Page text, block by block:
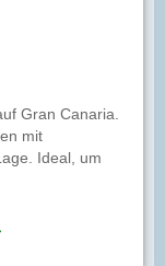
Gran Canaria.
mit
Ideal, um